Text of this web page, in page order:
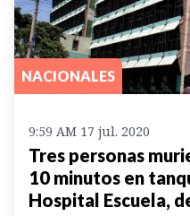
NACIONALES
9:59 AM 17 jul. 2020
Tres personas
10 minutos en
Hospital Escuela,